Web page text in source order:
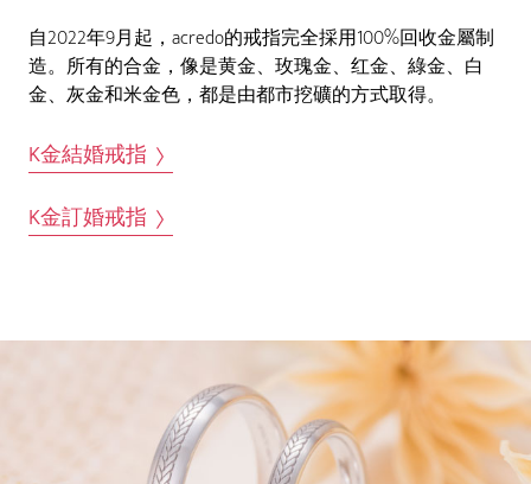
自2022年9月起，acredo的戒指完全採用100%回收金屬制
造。所有的合金，像是黄金、玫瑰金、红金、綠金、白
金、灰金和米金色，都是由都市挖礦的方式取得。
K金結婚戒指
K金訂婚戒指